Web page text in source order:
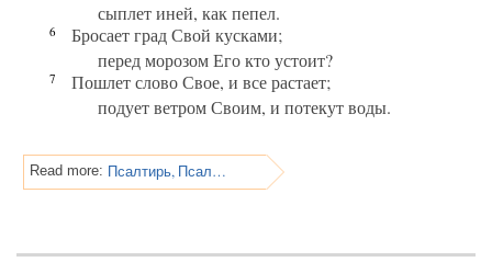
сыплет иней, как пепел.
6
Бросает град Свой кусками;
перед морозом Его кто устоит?
7
Пошлет слово Свое, и все растает;
подует ветром Своим, и потекут воды.
Read more: Псалтирь, Псалом 147